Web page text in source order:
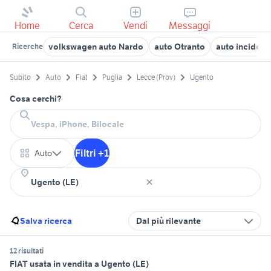
Home Cerca Vendi Messaggi
Ricerche volkswagen auto Nardo auto Otranto auto
Subito Auto Fiat Puglia Lecce (Prov) Ugento
Cosa cerchi?
Auto Filtri +1
Salva ricerca Dal più rilevante
12 risultati
FIAT usata in vendita a Ugento (LE)